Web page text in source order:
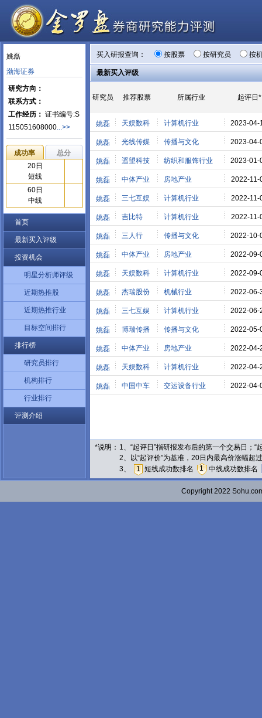
姚磊
渤海证券
研究方向：
联系方式：
工作经历： 证书编号:S
115051608000...>>
成功率
总分
20日
短线
60日
中线
首页
最新买入评级
投资机会
明星分析师评级
近期热推股
近期热推行业
目标空间排行
排行榜
研究员排行
机构排行
行业排行
评测介绍
买入研报查询： 按股票 按研究员 按
最新买入评级
研究员 推荐股票 所属行业 起评日*
姚磊 天娱数科 计算机行业 2023-04-
姚磊 光线传媒 传播与文化 2023-04-
姚磊 遥望科技 纺织和服饰行业 2023-01-
姚磊 中体产业 房地产业 2022-11-
姚磊 三七互娱 计算机行业 2022-11-
姚磊 吉比特 计算机行业 2022-11-
姚磊 三人行 传播与文化 2022-10-
姚磊 中体产业 房地产业 2022-09-
姚磊 天娱数科 计算机行业 2022-09-
姚磊 杰瑞股份 机械行业 2022-06-
姚磊 三七互娱 计算机行业 2022-06-
姚磊 博瑞传播 传播与文化 2022-05-
姚磊 中体产业 房地产业 2022-04-
姚磊 天娱数科 计算机行业 2022-04-
姚磊 中国中车 交运设备行业 2022-04-
*说明： 1、“起评日”指研报发布后的第一个交易日；
2、以“起评价”为基准，20日内最高价涨幅
3、
1 短线成功数排名 1 中线成功数排名
Copyright 2022